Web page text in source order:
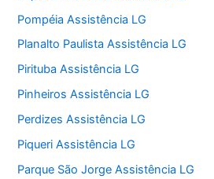
Pompéia Assistência LG
Planalto Paulista Assistência LG
Pirituba Assistência LG
Pinheiros Assistência LG
Perdizes Assistência LG
Piqueri Assistência LG
Parque São Jorge Assistência LG